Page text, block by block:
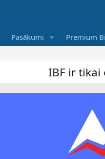
Pasākumi Premium
ir tikai online